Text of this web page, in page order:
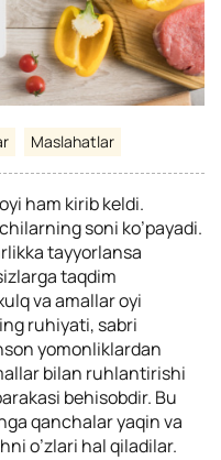
Maslahatlar
ham kirib keldi.
soni ko’payadi.
tayyorlansa
taqdim
va amallar oyi
ruhiyati, sabri
yomonliklardan
bilan ruhlantirishi
behisobdir. Bu
qanchalar yaqin va
o’zlari hal qiladilar.